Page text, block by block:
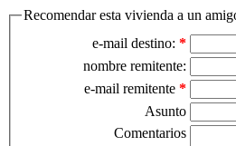
Recomendar esta vivienda a un
e-mail destino: *
nombre remitente:
e-mail remitente *
Asunto
Comentarios